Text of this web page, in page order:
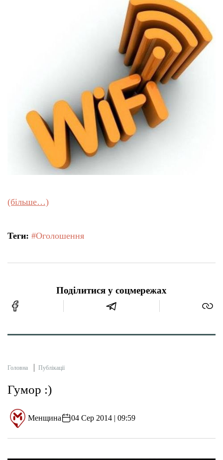
(більше…)
Теги: #Оголошення
Поділитися у соцмережах
Головна Публікації
Гумор :)
Менщина 04 Сер 2014 | 09:59